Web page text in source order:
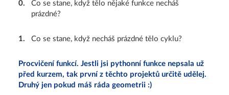
0.
Co se stane, když tělo nějaké funkce necháš
prázdné?
1. Co se stane, když necháš prázdné tělo cyklu?
Procvičení funkcí. Jestli jsi pythonní funkce nepsala už
před kurzem, tak první z těchto projektů určitě udělej.
Druhý jen pokud máš ráda geometrii :)